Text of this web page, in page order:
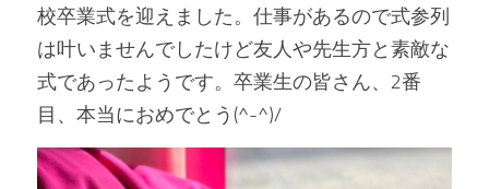
校卒業式を迎えました。仕事があるので式参列
は叶いませんでしたけど友人や先生方と素敵な
式であったようです。卒業生の皆さん、2番
目、本当におめでとう(^-^)/